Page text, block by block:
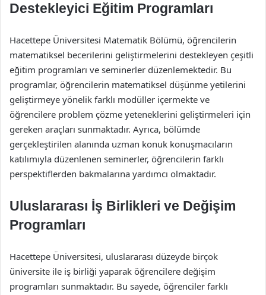
Destekleyici Eğitim Programları
Hacettepe Üniversitesi Matematik Bölümü, öğrencilerin
matematiksel becerilerini geliştirmelerini destekleyen çeşitli
eğitim programları ve seminerler düzenlemektedir. Bu
programlar, öğrencilerin matematiksel düşünme yetilerini
geliştirmeye yönelik farklı modüller içermekte ve
öğrencilere problem çözme yeteneklerini geliştirmeleri için
gereken araçları sunmaktadır. Ayrıca, bölümde
gerçekleştirilen alanında uzman konuk konuşmacıların
katılımıyla düzenlenen seminerler, öğrencilerin farklı
perspektiflerden bakmalarına yardımcı olmaktadır.
Uluslararası İş Birlikleri ve Değişim
Programları
Hacettepe Üniversitesi, uluslararası düzeyde birçok
üniversite ile iş birliği yaparak öğrencilere değişim
programları sunmaktadır. Bu sayede, öğrenciler farklı